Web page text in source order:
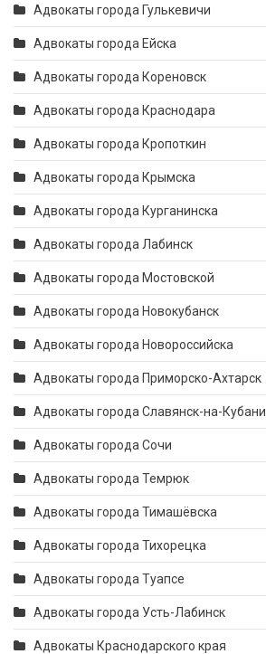
Адвокаты города Гулькевичи
Адвокаты города Ейска
Адвокаты города Кореновск
Адвокаты города Краснодара
Адвокаты города Кропоткин
Адвокаты города Крымска
Адвокаты города Курганинска
Адвокаты города Лабинск
Адвокаты города Мостовской
Адвокаты города Новокубанск
Адвокаты города Новороссийска
Адвокаты города Приморско-Ахтарск
Адвокаты города Славянск-на-Кубани
Адвокаты города Сочи
Адвокаты города Темрюк
Адвокаты города Тимашёвска
Адвокаты города Тихорецка
Адвокаты города Туапсе
Адвокаты города Усть-Лабинск
Адвокаты Краснодарского края